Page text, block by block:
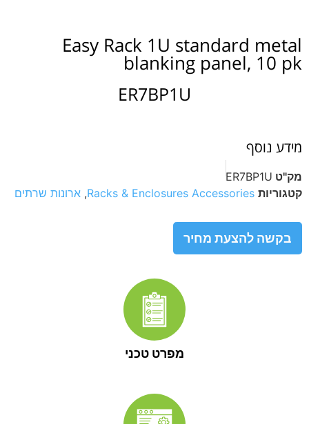
Easy Rack 1U standard metal
blanking panel, 10 pk
ER7BP1U
מידע נוסף
מק"ט ER7BP1U
קטגוריות Racks & Enclosures Accessories
, ארונות שרתים
בקשה להצעת מחיר
מפרט טכני